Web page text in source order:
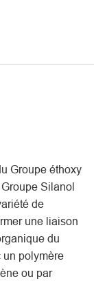
Groupe éthoxy
Silanol
de
une liaison
du
polymère
ou par